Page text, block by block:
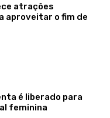
atrações
aproveitar o fim de
é liberado para
feminina